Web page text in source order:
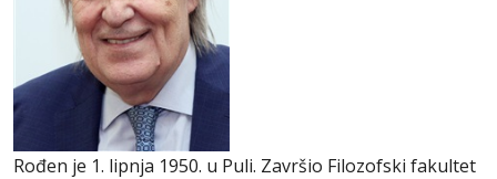
Rođen je 1. lipnja 1950. u Puli. Završio Filozofski fakultet